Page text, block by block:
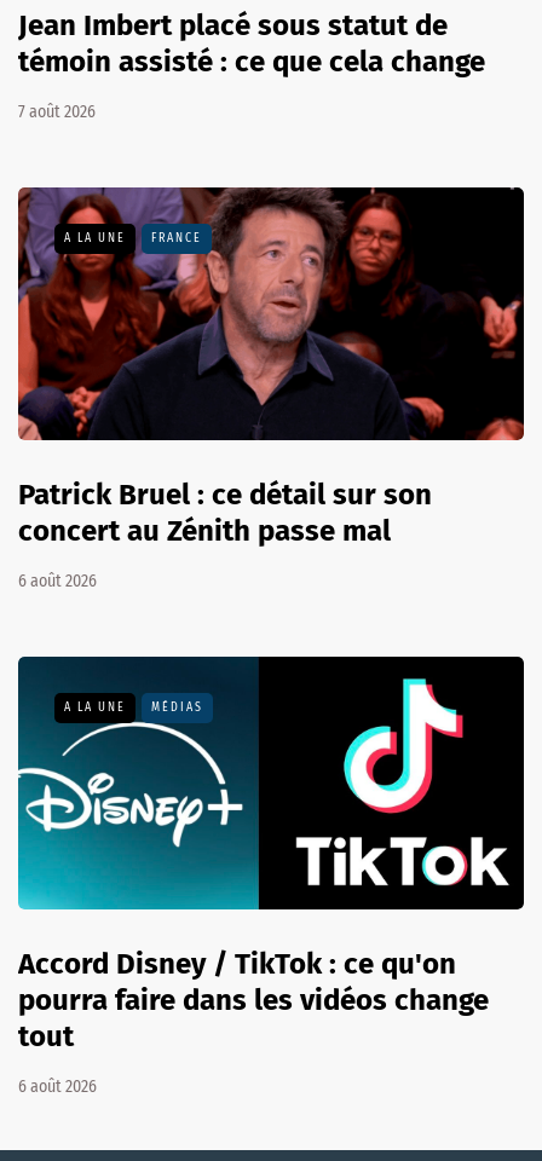
Jean Imbert placé sous statut de
témoin assisté : ce que cela change
7 août 2026
A LA UNE FRANCE
Patrick Bruel : ce détail sur son
concert au Zénith passe mal
6 août 2026
A LA UNE MÉDIAS
Accord Disney / TikTok : ce qu'on
pourra faire dans les vidéos change
tout
6 août 2026